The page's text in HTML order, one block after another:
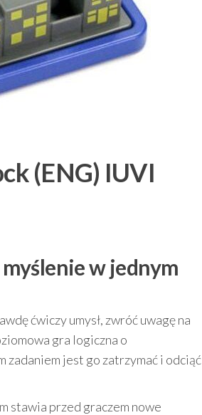
(ENG) IUVI
w jednym
ćwiczy umysł, zwróć uwagę na
gra logiczna o
zadaniem jest go zatrzymać i odciąć
stawia przed graczem nowe